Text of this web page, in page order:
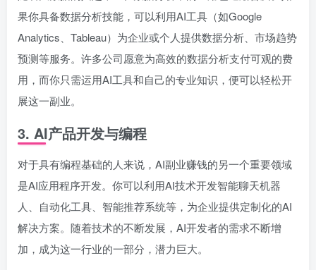
果你具备数据分析技能，可以利用AI工具（如Google
Analytics、Tableau）为企业或个人提供数据分析、市场趋势
预测等服务。许多公司愿意为高效的数据分析支付可观的费
用，而你只需运用AI工具和自己的专业知识，便可以轻松开
展这一副业。
3. AI产品开发与编程
对于具有编程基础的人来说，AI副业赚钱的另一个重要领域
是AI应用程序开发。你可以利用AI技术开发智能聊天机器
人、自动化工具、智能推荐系统等，为企业提供定制化的AI
解决方案。随着技术的不断发展，AI开发者的需求不断增
加，成为这一行业的一部分，潜力巨大。